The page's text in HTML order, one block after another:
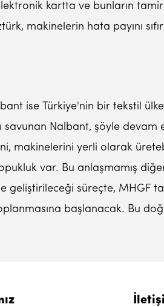
kartta ve bunların
makinelerin hata payını
ise Türkiye'nin bir tekstil
savunan Nalbant, şöyle devam
makinelerini yerli olarak
var. Bu anlaşmamış
geliştirileceği süreçte, MHGF
başlanacak. Bu